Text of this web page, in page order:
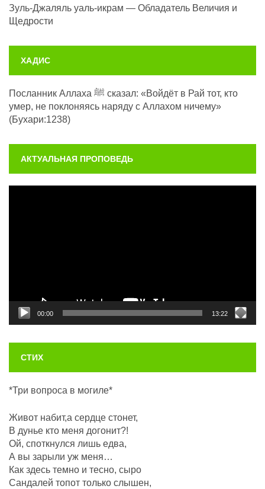
Зуль-Джаляль уаль-икрам — Обладатель Величия и
Щедрости
ХАДИС
Посланник Аллаха ﷺ сказал: «Войдёт в Рай тот, кто
умер, не поклоняясь наряду с Аллахом ничему»
(Бухари:1238)
АКТУАЛЬНАЯ ПРОПОВЕДЬ
00:00 13:22
СТИХ
*Три вопроса в могиле*
Живот набит,а сердце стонет,
В дунье кто меня догонит?!
Ой, споткнулся лишь едва,
А вы зарыли уж меня…
Как здесь темно и тесно, сыро
Сандалей топот только слышен,